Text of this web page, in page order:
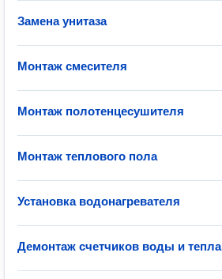
Замена унитаза
Монтаж смесителя
Монтаж полотенцесушителя
Монтаж теплового пола
Установка водонагревателя
Демонтаж счетчиков воды и тепла